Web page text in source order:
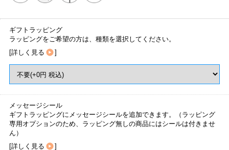
ギフトラッピング
ラッピングをご希望の方は、種類を選択してください。
[詳しく見る ]
メッセージシール
ギフトラッピングにメッセージシールを追加できます。（ラッピング
専用オプションのため、ラッピング無しの商品にはシールは付きませ
ん）
[詳しく見る ]